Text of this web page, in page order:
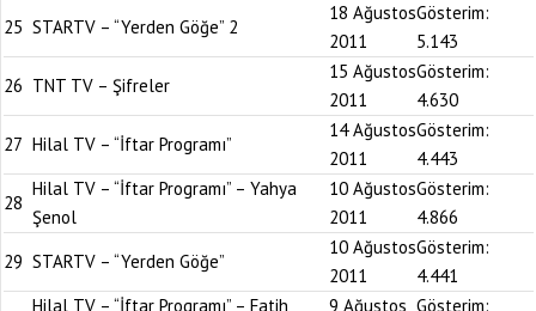
25 STARTV – “Yerden Göğe” 2
18 Ağustos
2011
Gösterim:
5.143
26 TNT TV – Şifreler
15 Ağustos
2011
Gösterim:
4.630
27 Hilal TV – “İftar Programı”
14 Ağustos
2011
Gösterim:
4.443
28
Hilal TV – “İftar Programı” – Yahya
Şenol
10 Ağustos
2011
Gösterim:
4.866
29 STARTV – “Yerden Göğe”
10 Ağustos
2011
Gösterim:
4.441
Hilal TV – “İftar Programı” – Fatih
9 Ağustos Gösterim: